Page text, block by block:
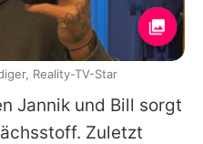
Jannik und Bill sorgt
Zuletzt
Reality-TV-Star